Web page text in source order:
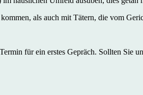
als auch mit Tätern, die vom
für ein erstes Gepräch. Sollten Sie